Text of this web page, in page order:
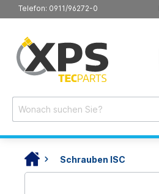
Telefon: 0911/96272-0
Schrauben ISC